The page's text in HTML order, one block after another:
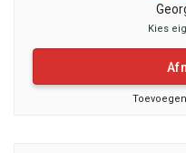
Kies